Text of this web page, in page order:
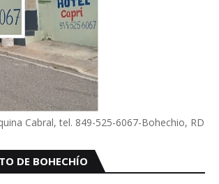
Cabral, tel. 849-525-6067-Bohechio, RD
DE BOHECHÍO